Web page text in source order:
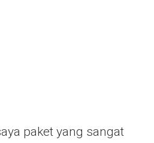
paket yang sangat